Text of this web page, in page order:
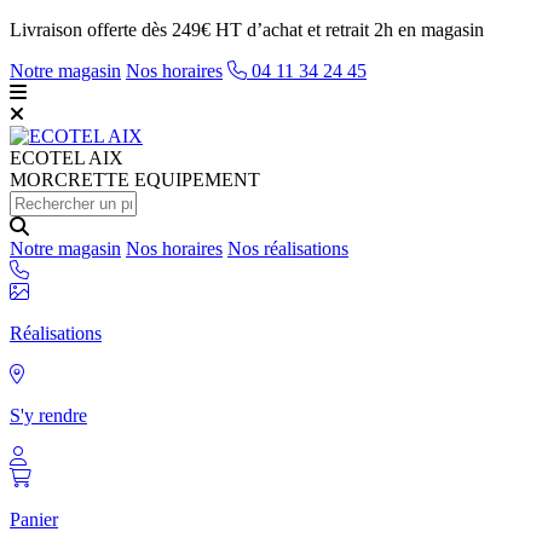
Livraison offerte dès 249€ HT d’achat et retrait 2h en magasin
Notre magasin Nos horaires 04 11 34 24 45
ECOTEL AIX
MORCRETTE EQUIPEMENT
Notre magasin Nos horaires Nos réalisations
Réalisations
S'y rendre
Panier